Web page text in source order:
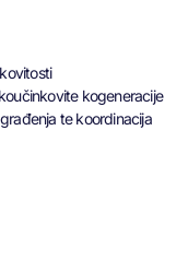
kogeneracije
te koordinacija